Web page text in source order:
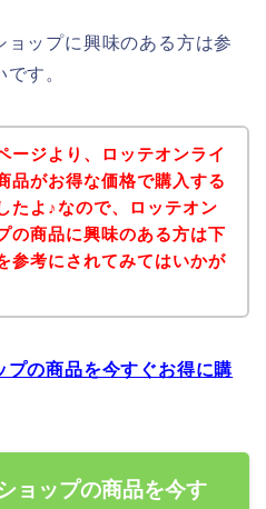
ップに興味のある方は参
す。
ージより、ロッテオンライ
品がお得な価格で購入する
たよ♪なので、ロッテオン
の商品に興味のある方は下
参考にされてみてはいかが
プの商品を今すぐお得に購
ョップの商品を今す